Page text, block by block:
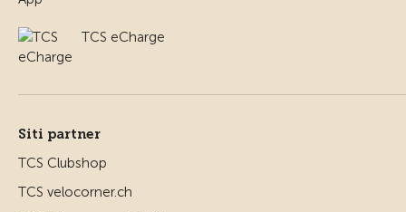
TCS eCharge
Siti partner
TCS Clubshop
TCS velocorner.ch